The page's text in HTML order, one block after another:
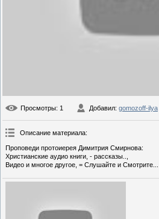
Просмотры: 1 Добавил: gomozoff-ilya
Описание материала:
Проповеди протоиерея Димитрия Смирнова:
Христианские аудио книги, - рассказы..,
Видео и многое другое, = Слушайте и Смотрите... .